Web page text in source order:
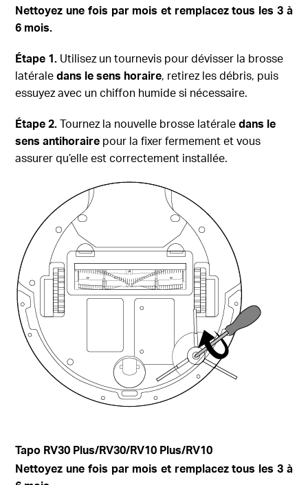
Nettoyez une fois par mois et remplacez tous les 3 à
6 mois.
Étape 1. Utilisez un tournevis pour dévisser la brosse
latéraledans le sens horaire, retirez les débris, puis
essuyez avec un chiffon humide si nécessaire.
Étape 2. Tournez la nouvelle brosse latéraledans le
sens antihoraire pour la fixer fermement et vous
assurer qu’elle est correctement installée.
Tapo RV30 Plus/RV30/RV10 Plus/RV10
Nettoyez une fois par mois et remplacez tous les 3 à